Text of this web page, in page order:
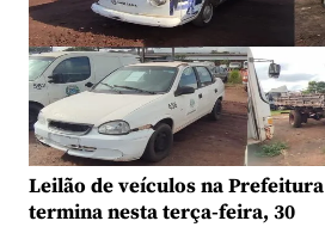
Leilão de veículos na
termina nesta terça-feira, 30